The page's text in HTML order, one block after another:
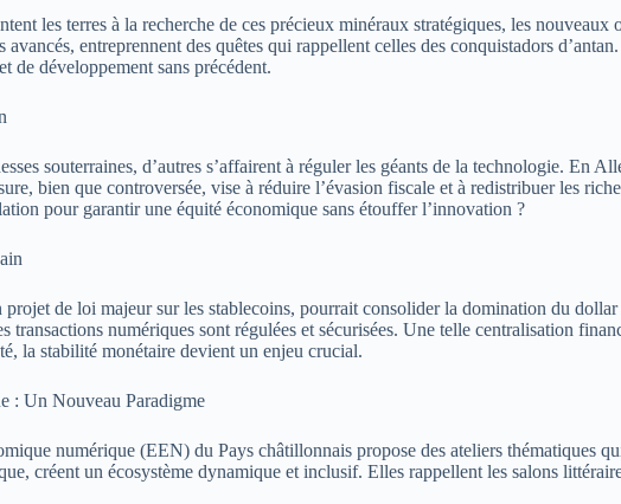
les terres à la recherche de ces précieux minéraux stratégiques, les
entreprennent des quêtes qui rappellent celles des conquistadors
de développement sans précédent.
souterraines, d’autres s’affairent à réguler les géants de la technologie. En
bien que controversée, vise à réduire l’évasion fiscale et à redistribuer les
pour garantir une équité économique sans étouffer l’innovation ?
de loi majeur sur les stablecoins, pourrait consolider la domination du
transactions numériques sont régulées et sécurisées. Une telle centralisation
la stabilité monétaire devient un enjeu crucial.
: Un Nouveau Paradigme
numérique (EEN) du Pays châtillonnais propose des ateliers
créent un écosystème dynamique et inclusif. Elles rappellent les salons